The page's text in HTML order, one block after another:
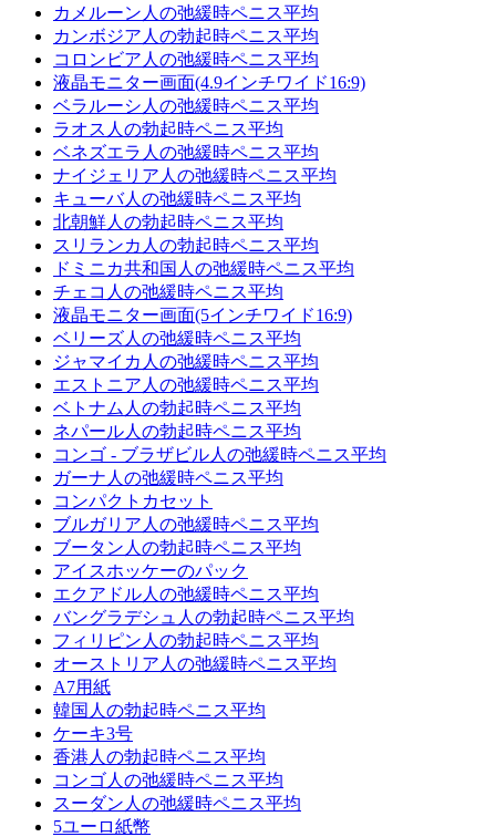
カメルーン人の弛緩時ペニス平均
カンボジア人の勃起時ペニス平均
コロンビア人の弛緩時ペニス平均
液晶モニター画面(4.9インチワイド16:9)
ベラルーシ人の弛緩時ペニス平均
ラオス人の勃起時ペニス平均
ベネズエラ人の弛緩時ペニス平均
ナイジェリア人の弛緩時ペニス平均
キューバ人の弛緩時ペニス平均
北朝鮮人の勃起時ペニス平均
スリランカ人の勃起時ペニス平均
ドミニカ共和国人の弛緩時ペニス平均
チェコ人の弛緩時ペニス平均
液晶モニター画面(5インチワイド16:9)
ベリーズ人の弛緩時ペニス平均
ジャマイカ人の弛緩時ペニス平均
エストニア人の弛緩時ペニス平均
ベトナム人の勃起時ペニス平均
ネパール人の勃起時ペニス平均
コンゴ - ブラザビル人の弛緩時ペニス平均
ガーナ人の弛緩時ペニス平均
コンパクトカセット
ブルガリア人の弛緩時ペニス平均
ブータン人の勃起時ペニス平均
アイスホッケーのパック
エクアドル人の弛緩時ペニス平均
バングラデシュ人の勃起時ペニス平均
フィリピン人の勃起時ペニス平均
オーストリア人の弛緩時ペニス平均
A7用紙
韓国人の勃起時ペニス平均
ケーキ3号
香港人の勃起時ペニス平均
コンゴ人の弛緩時ペニス平均
スーダン人の弛緩時ペニス平均
5ユーロ紙幣